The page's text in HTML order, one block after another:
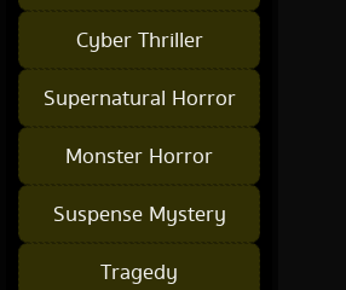
Cyber Thriller
Supernatural Horror
Monster Horror
Suspense Mystery
Tragedy